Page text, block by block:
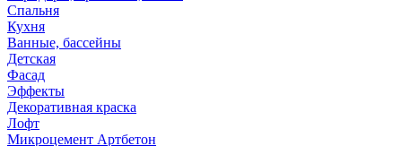
Спальня
Кухня
Ванные, бассейны
Детская
Фасад
Эффекты
Декоративная краска
Лофт
Микроцемент Артбетон